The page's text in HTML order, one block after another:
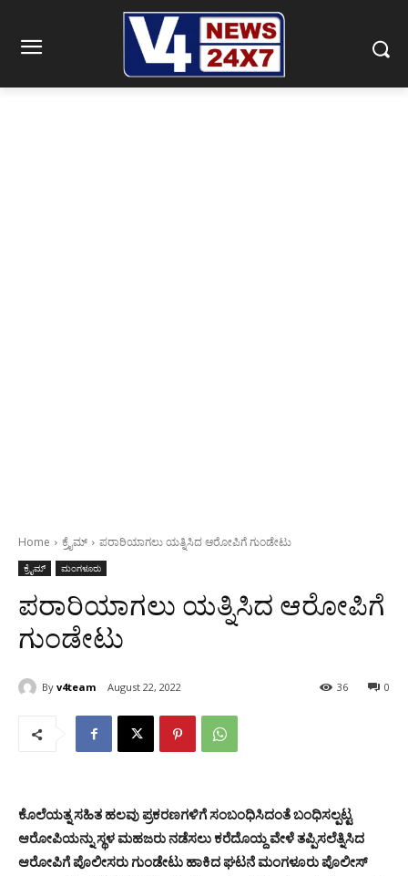
Home ಕ್ರೈಮ್ ಪರಾರಿಯಾಗಲು ಯತ್ನಿಸಿದ ಆರೋಪಿಗೆ ಗುಂಡೇಟು
ಕ್ರೈಮ್ ಮಂಗಳೂರು
ಪರಾರಿಯಾಗಲು ಯತ್ನಿಸಿದ ಆರೋಪಿಗೆ
ಗುಂಡೇಟು
By v4team August 22, 2022 0
36
ಕೊಲೆಯತ್ನ ಸಹಿತ ಹಲವು ಪ್ರಕರಣಗಳಿಗೆ ಸಂಬಂಧಿಸಿದಂತೆ ಬಂಧಿಸಲ್ಪಟ್ಟ
ಆರೋಪಿಯನ್ನು ಸ್ಥಳ ಮಹಜರು ನಡೆಸಲು ಕರೆದೊಯ್ದ ವೇಳೆ ತಪ್ಪಿಸಲೆತ್ನಿಸಿದ
ಆರೋಪಿಗೆ ಪೊಲೀಸರು ಗುಂಡೇಟು ಹಾಕಿದ ಘಟನೆ ಮಂಗಳೂರು ಪೊಲೀಸ್